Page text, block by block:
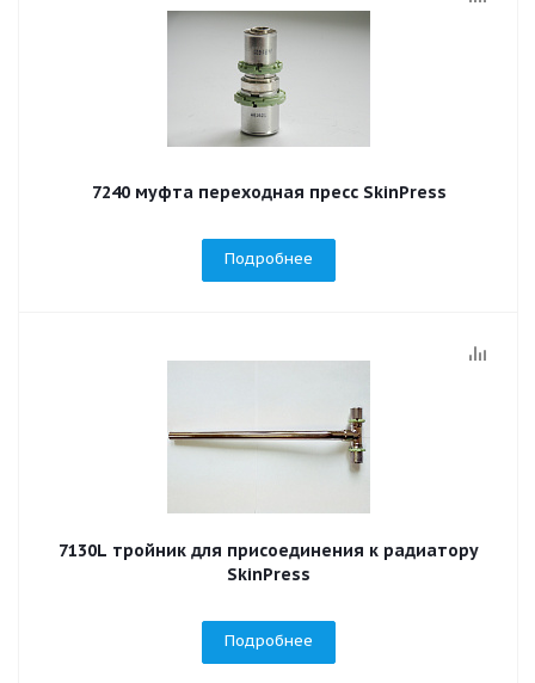
7240 муфта переходная пресс SkinPress
Подробнее
7130L тройник для присоединения к радиатору
SkinPress
Подробнее